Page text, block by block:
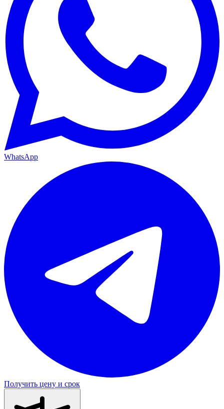
WhatsApp
Получить цену и срок